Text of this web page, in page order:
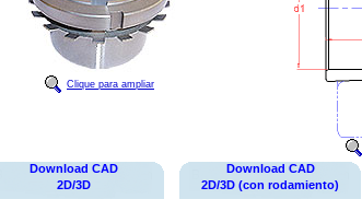
Clique para ampliar
Download CAD
2D/3D
Download CAD
2D/3D (con rodamiento)